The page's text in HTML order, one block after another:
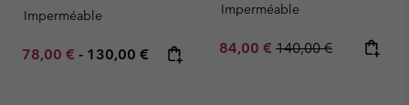
Imperméable
Minimum sale price:
78,00 € - Maximum price:
130,00 €
Imperméable
Sale price:
84,00 € Regular price:
140,00 €